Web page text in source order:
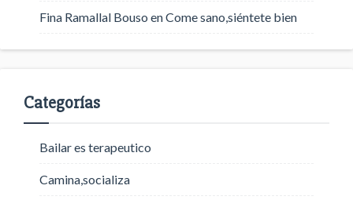
Fina Ramallal Bouso enCome sano,siéntete bien
Categorías
Bailar es terapeutico
Camina,socializa